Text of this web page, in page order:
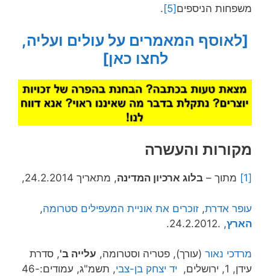
משפחות הניספים[5]
.
[לאוסף המאמרים על עולים ועליה,
לחצו כאן]
מקורות והעשרה
[1] מתוך – בלוג ארכיון המדינה, מתאריך 24.2.2014,
עופר אדרת, זוכרים את אוניית המעפילים סטרומה,
הארץ, .24.2.2012.
מרדכי נאור (עורך), פטריה וסטרומה, עלייה ב', סדרת
עידן, 1, ירושלים,
יד יצחק בן-צבי
, תשמ"ג, עמודים:46-